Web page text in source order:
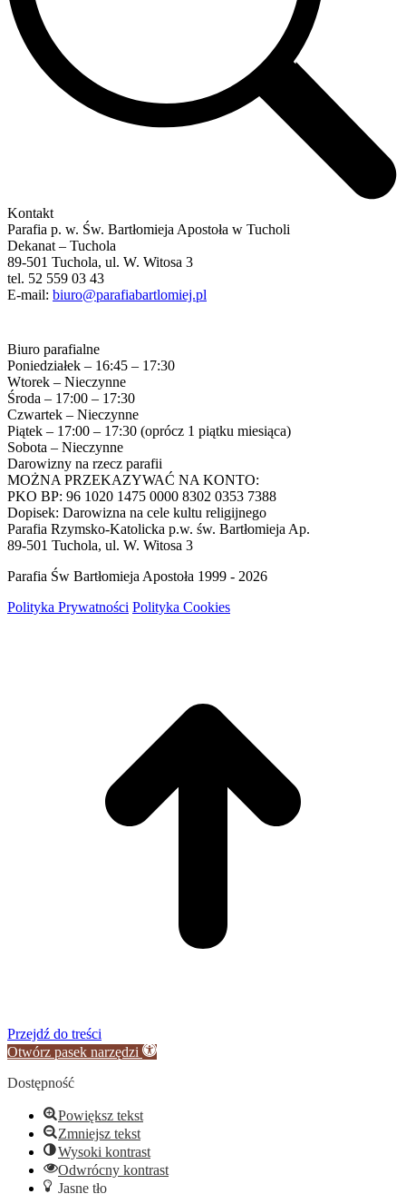
Kontakt
Parafia p. w. Św. Bartłomieja Apostoła w Tucholi
Dekanat – Tuchola
89-501 Tuchola, ul. W. Witosa 3
tel. 52 559 03 43
E-mail: biuro@parafiabartlomiej.pl
Biuro parafialne
Poniedziałek – 16:45 – 17:30
Wtorek – Nieczynne
Środa – 17:00 – 17:30
Czwartek – Nieczynne
Piątek – 17:00 – 17:30 (oprócz 1 piątku miesiąca)
Sobota – Nieczynne
Darowizny na rzecz parafii
MOŻNA PRZEKAZYWAĆ NA KONTO:
PKO BP: 96 1020 1475 0000 8302 0353 7388
Dopisek: Darowizna na cele kultu religijnego
Parafia Rzymsko-Katolicka p.w. św. Bartłomieja Ap.
89-501 Tuchola, ul. W. Witosa 3
Parafia Św Bartłomieja Apostoła 1999 - 2026
Polityka Prywatności Polityka Cookies
Przejdź do treści
Otwórz pasek narzędzi
Dostępność
Powiększ tekst
Zmniejsz tekst
Wysoki kontrast
Odwrócny kontrast
Jasne tło